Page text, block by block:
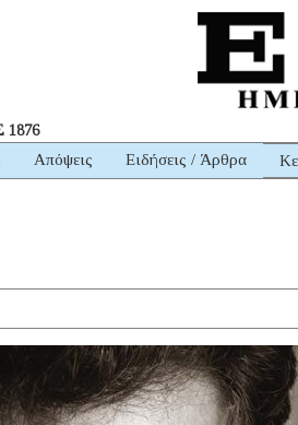
Απόψεις Ειδήσεις / Άρθρα